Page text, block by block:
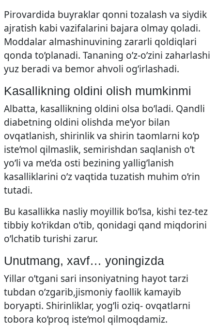
Pirovardida buyraklar qonni tozalash va siydik
ajratish kabi vazifalarini bajara olmay qoladi.
Moddalar almashinuvining zararli qoldiqlari
qonda to’planadi. Tananing o’z-o’zini zaharlashi
yuz beradi va bemor ahvoli og’irlashadi.
Kasallikning oldini olish mumkinmi
Albatta, kasallikning oldini olsa bo’ladi. Qandli
diabetning oldini olishda me’yor bilan
ovqatlanish, shirinlik va shirin taomlarni ko’p
iste’mol qilmaslik, semirishdan saqlanish o’t
yo’li va me’da osti bezining yallig’lanish
kasalliklarini o’z vaqtida tuzatish muhim o’rin
tutadi.
Bu kasallikka nasliy moyillik bo’lsa, kishi tez-tez
tibbiy ko’rikdan o’tib, qonidagi qand miqdorini
o’lchatib turishi zarur.
Unutmang, xavf… yoningizda
Yillar o’tgani sari insoniyatning hayot tarzi
tubdan o’zgarib,jismoniy faollik kamayib
boryapti. Shirinliklar, yog’li oziq- ovqatlarni
tobora ko’proq iste’mol qilmoqdamiz.